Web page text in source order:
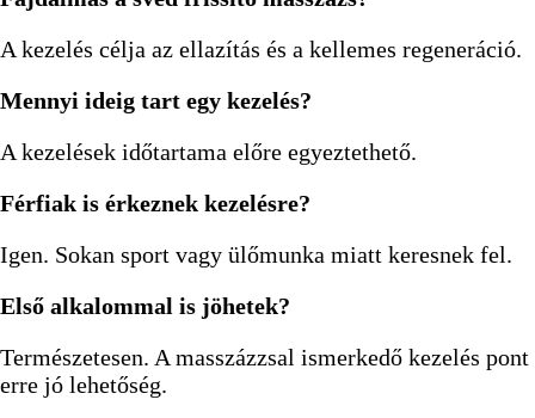
A kezelés célja az ellazítás és a kellemes regeneráció.
Mennyi ideig tart egy kezelés?
A kezelések időtartama előre egyeztethető.
Férfiak is érkeznek kezelésre?
Igen. Sokan sport vagy ülőmunka miatt keresnek fel.
Első alkalommal is jöhetek?
Természetesen. A masszázzsal ismerkedő kezelés pont
erre jó lehetőség.